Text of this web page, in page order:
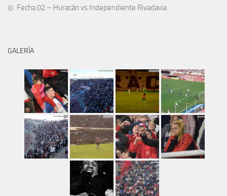
Fecha 02 – Huracán vs Independiente Rivadavia
GALERÍA